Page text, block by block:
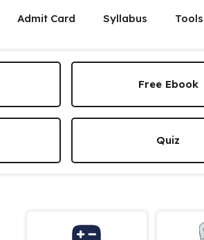
Admit Card Syllabus Tools
Free Ebook
Quiz